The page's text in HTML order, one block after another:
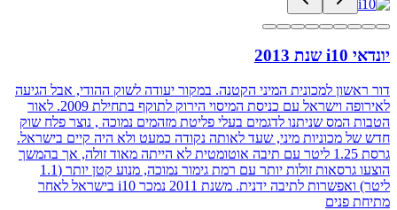
יונדאי i10 שנת 2013
דור ראשון למכונית המיני הקטנה. במקור יעודה לשוק ההודי, אבל הגיעה
לאירופה וישראל עם כניסת המיסוי הירוק לתוקף בתחילת 2009. לאור
הטבות המס שניתנו לדגמים בעלי פליטת מזהמים נמוכה , נוצר פלח שוק
חדש של מכוניות מיני, שעד לאותה נקודה כמעט ולא היה קיים בישראל.
גרסת 1.25 ליטר עם תיבה אוטומטית לא הייתה מאוד זולה, אך בהמשך
הוצעו גרסאות זולות יותר עם רמת גימור נמוכה, מנוע קטן יותר (1.1
ליטר) ואפשרות לתיבה ידנית. משנת 2011 נמכר i10 בישראל לאחר
מתיחת פנים